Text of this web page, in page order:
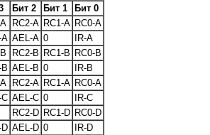
Бит 2 Бит 1
Бит 0
RC2-A RC1-A RC0-A
AEL-A 0
IR-A
RC2-B RC1-B RC0-B
AEL-B 0
IR-B
RC2-A RC1-A RC0-A
AEL-C 0
IR-C
RC2-D RC1-D RC0-D
AEL-D 0
IR-D